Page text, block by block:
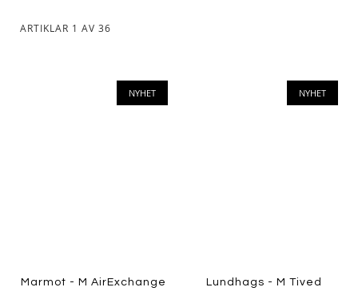
ARTIKLAR 1 AV 36
NYHET
Marmot - M AirExchange
NYHET
Lundhags - M Tived